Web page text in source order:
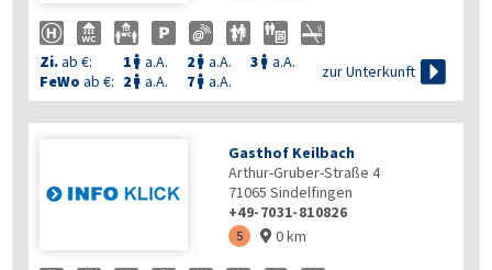
Zi.ab €: 1  a.A. 2  a.A. 3  a.A.
FeWo ab €: 2  a.A. 7  a.A.
zur Unterkunft 
Gasthof Keilbach
Arthur-Gruber-Straße 4
71065 Sindelfingen
+49-7031-810826
5  0 km